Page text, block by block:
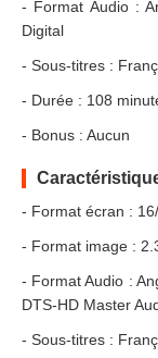
- Format Audio :
Digital
- Sous-titres :
- Durée : 108
- Bonus : Aucun
- Format écran :
- Format image :
- Format Audio :
DTS-HD Master
- Sous-titres :